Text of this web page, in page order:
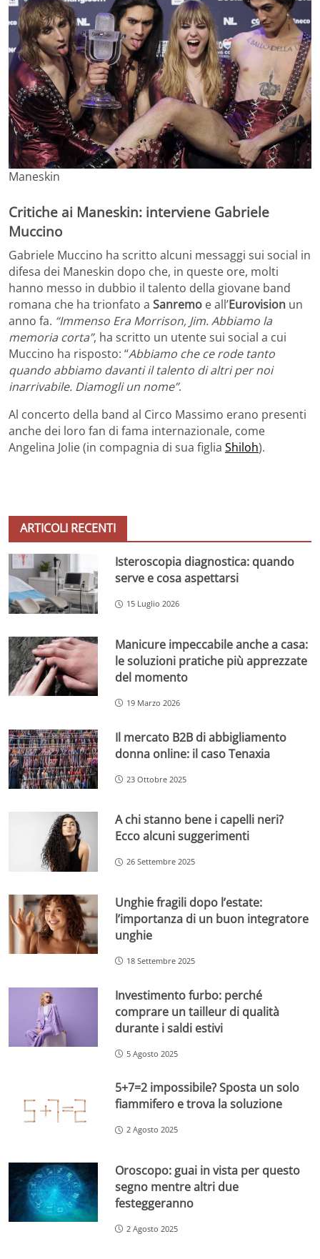
Maneskin
Critiche ai Maneskin: interviene Gabriele
Muccino
Gabriele Muccino ha scritto alcuni messaggi sui social in
difesa dei Maneskin dopo che, in queste ore, molti
hanno messo in dubbio il talento della giovane band
romana che ha trionfato a Sanremo e all’Eurovision un
anno fa. “Immenso Era Morrison, Jim. Abbiamo la
memoria corta”, ha scritto un utente sui social a cui
Muccino ha risposto: “Abbiamo che ce rode tanto
quando abbiamo davanti il talento di altri per noi
inarrivabile. Diamogli un nome”.
Al concerto della band al Circo Massimo erano presenti
anche dei loro fan di fama internazionale, come
Angelina Jolie (in compagnia di sua figlia Shiloh).
ARTICOLI RECENTI
Isteroscopia diagnostica: quando
serve e cosa aspettarsi
15 Luglio 2026
Manicure impeccabile anche a casa:
le soluzioni pratiche più apprezzate
del momento
19 Marzo 2026
Il mercato B2B di abbigliamento
donna online: il caso Tenaxia
23 Ottobre 2025
A chi stanno bene i capelli neri?
Ecco alcuni suggerimenti
26 Settembre 2025
Unghie fragili dopo l’estate:
l’importanza di un buon integratore
unghie
18 Settembre 2025
Investimento furbo: perché
comprare un tailleur di qualità
durante i saldi estivi
5 Agosto 2025
5+7=2 impossibile? Sposta un solo
fiammifero e trova la soluzione
2 Agosto 2025
Oroscopo: guai in vista per questo
segno mentre altri due
festeggeranno
2 Agosto 2025